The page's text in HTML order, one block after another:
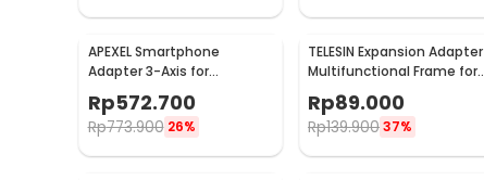
APEXEL Smartphone
Adapter 3-Axis for
Binocular - APL-F003B
Rp572.700
Rp773.900 26%
TELESIN Expansion Adapter
Multifunctional Frame for
DJI Pocket 3 - S7-CFR-01-
TDJ
Rp89.000
Rp139.90037%